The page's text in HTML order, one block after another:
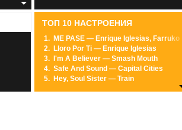
74% 12. Wake Up — Awolnation
67% 14. Расцветать я в тебе буду
56% 15. Friction — Imagine Dragons
60% 16. I Know You Care (Radio
ТОП 10 НАСТРОЕНИЯ
1. ME PASE — Enrique Iglesias, Farruko
2. Lloro Por Ti — Enrique Iglesias
3.
I'm A Believer — Smash Mouth
4. Safe And Sound — Capital Cities
5. Hey, Soul Sister — Train